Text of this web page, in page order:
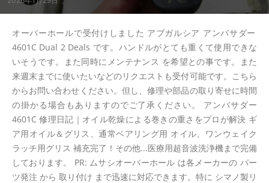
オーバーホールで受付けしました アブガルシア アンバサダー
4601C Dual 2 Deals です。ハンドルがとても重くて使用できな
いそうです。また同時にメンテナンス を希望との事です。また
来週末までに使いたいなどのリクエストも受付可能です。こちら
からお問い合わせください。但し、修理や部品の取り寄せに時間
の掛かる場合もありますのでご了承ください。 アンバサダー
4601C 修理日記｜オイル乾燥による巻きの重さをプロが解決 ギ
ア用オイル＆グリス、通常ベアリング用 オイル、ワンウェイク
ラッチ用グリス 補充完了！その他...医療用超音波洗浄機まで完備
しております。 PR: ムサシオーバーホール は各メーカーの パー
ツ発注 から 取り付け まで迅速に対応できます。特に シマノ製リ